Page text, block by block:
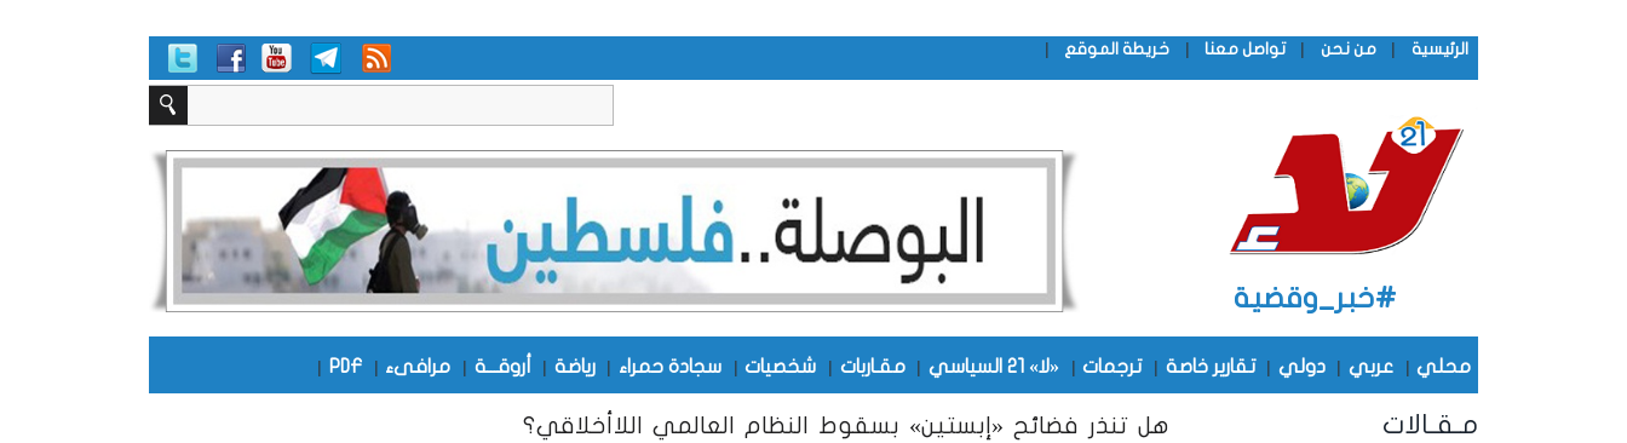
الرئيسية | من نحن | تواصل معنا | خريطة الموقع |
#خبر_وقضية
محلي | عربي | دولي | تقارير خاصة | ترجمات | «لا» 21 السياسي | مقـاربات | شخصيات | سجادة حمراء | رياضة | أروقـــة | مرافىء |
PDF
|
هل تنذر فضائح «إبستين» بسقوط النظام العالمي اللاأخلاقي؟ مـقـالات